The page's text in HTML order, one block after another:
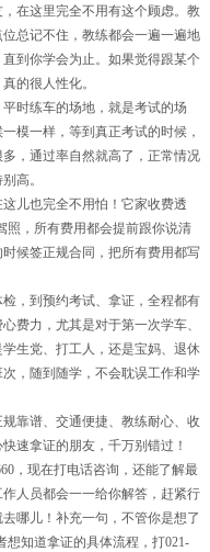
在这里完全不用有这个顾虑。教
总记不住，教练都会一遍一遍地
到你学会为止。如果觉得跟某个
的很人性化。
时练车的场地，就是考试的场
模一样，等到真正考试的时候，
，通过率自然就高了，正常情况
高。
儿也完全不用怕！它家收费透
照，所有费用都会提前跟你说清
候签正规合同，把所有费用都写
，到预约考试、拿证，全程都有
费力，尤其是对于第一次学车、
生党、打工人，还是宝妈、退休
，随到随学，不会耽误工作和学
靠谱、交通便捷、教练耐心、收
速拿证的朋友，千万别错过！
，现在打电话咨询，还能了解最
人员都会一一给你解答，赶紧行
哪儿！补充一句，不管你是想了
想知道拿证的具体流程，打021-